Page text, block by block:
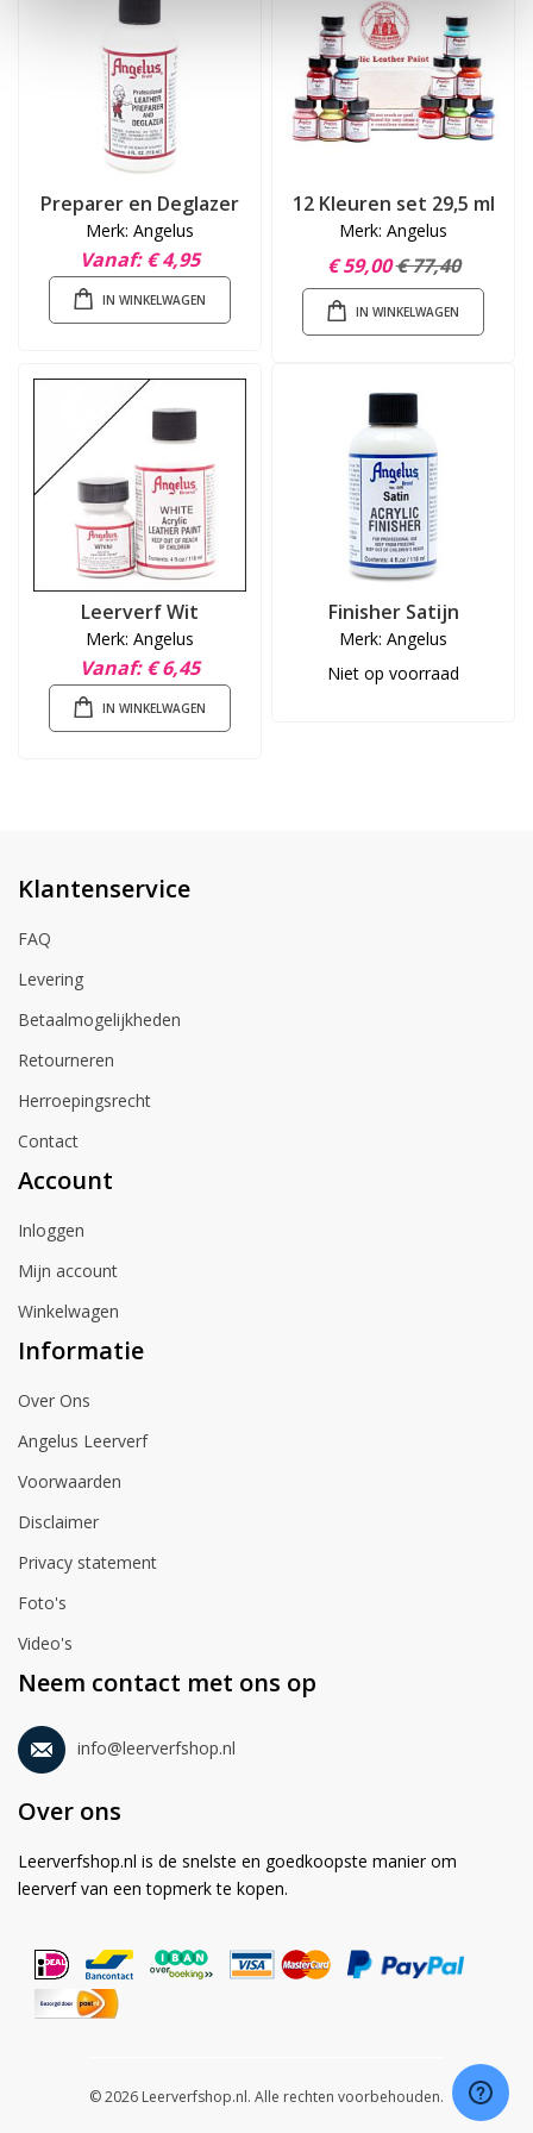
Preparer en Deglazer
Merk: Angelus
Vanaf € 4,95
IN WINKELWAGEN
12 Kleuren set 29,5 ml
Merk: Angelus
€ 59,00€ 77,40
IN WINKELWAGEN
Leerverf Wit
Merk: Angelus
Vanaf € 6,45
IN WINKELWAGEN
Finisher Satijn
Merk: Angelus
Niet op voorraad
Klantenservice
FAQ
Levering
Betaalmogelijkheden
Retourneren
Herroepingsrecht
Contact
Account
Inloggen
Mijn account
Winkelwagen
Informatie
Over Ons
Angelus Leerverf
Voorwaarden
Disclaimer
Privacy statement
Foto's
Video's
Neem contact met ons op
info@leerverfshop.nl
Over ons
Leerverfshop.nl is de snelste en goedkoopste manier om
leerverf van een topmerk te kopen.
© 2026 Leerverfshop.nl. Alle rechten voorbehouden.